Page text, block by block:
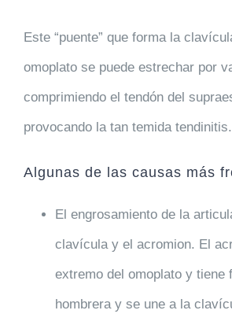
Este “puente” que forma la
omoplato se puede estrechar por
comprimiendo el tendón del
provocando la tan temida tendinitis.
Algunas de las causas más
El engrosamiento de la
clavícula y el acromion. El
extremo del omoplato y tiene
hombrera y se une a la